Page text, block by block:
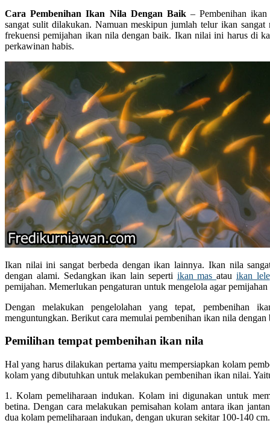
Cara Pembenihan Ikan Nila Dengan Baik– Pembenihan ikan
sangat sulit dilakukan. Namuan meskipun jumlah telur ikan
frekuensi pemijahan ikan nila dengan baik. Ikan nilai ini harus di
perkawinan habis.
Ikan nilai ini sangat berbeda dengan ikan lainnya. Ikan nila
dengan alami. Sedangkan ikan lain seperti ikan masatau ikan lele
pemijahan. Memerlukan pengaturan untuk mengelola agar
Dengan melakukan pengelolahan yang tepat, pembenihan
menguntungkan. Berikut cara memulai pembenihan ikan nila dengan
Pemilihan tempat pembenihan ikan nila
Hal yang harus dilakukan pertama yaitu mempersiapkan kolam
kolam yang dibutuhkan untuk melakukan pembenihan ikan nilai.
1. Kolam pemeliharaan indukan. Kolam ini digunakan untuk
betina. Dengan cara melakukan pemisahan kolam antara ikan
dua kolam pemeliharaan indukan, dengan ukuran sekitar 100-140 cm.